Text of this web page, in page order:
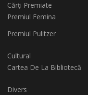
Cărți Premiate
Premiul Femina
Premiul Pulitzer
Cultural
Cartea De La Bibliotecă
Divers